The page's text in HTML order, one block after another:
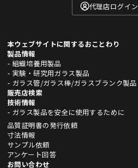
代理店ログイン
本ウェブサイトに関するおことわり
製品情報
- 組織培養用製品
- 実験・研究用ガラス製品
- ガラス管/ガラス棒/ガラスブランク製品
販売店検索
技術情報
- ガラス製品を安全に使用するために
品質証明書の発行依頼
寸法情報
サンプル依頼
アンケート回答
お問い合わせ